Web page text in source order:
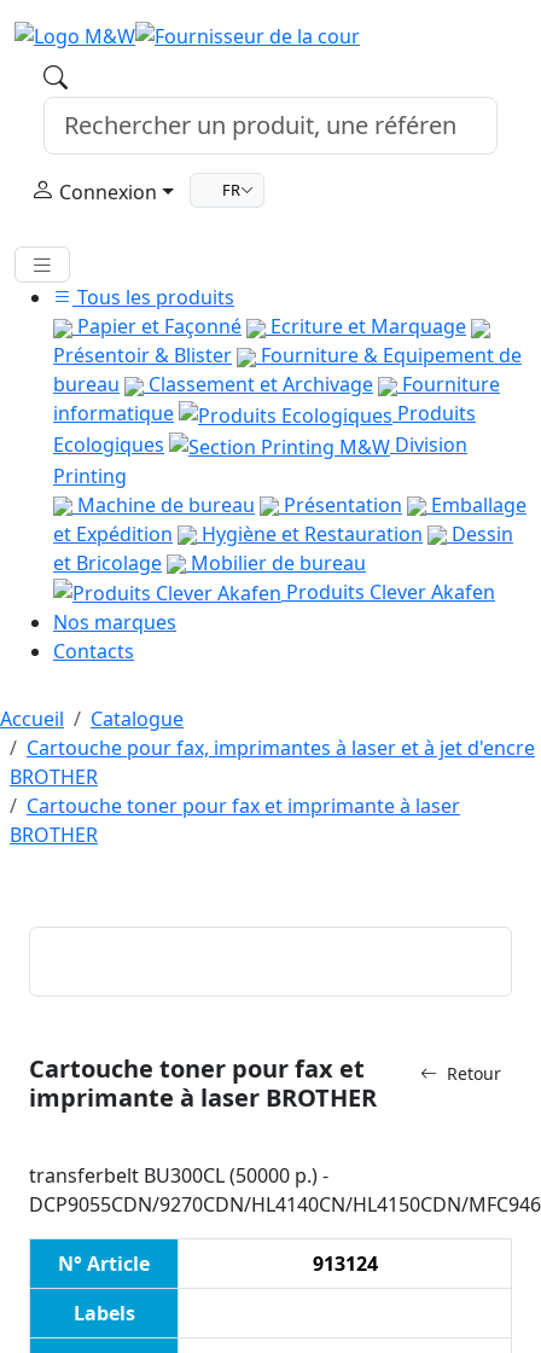
Connexion FR
Tous les produits
Papier et Façonné
Ecriture et Marquage
Présentoir & Blister
Fourniture & Equipement de
bureau
Classement et Archivage
Fourniture
informatique
Produits
Ecologiques
Division
Printing
Machine de bureau
Présentation
Emballage
et Expédition
Hygiène et Restauration
Dessin
et Bricolage
Mobilier de bureau
Produits Clever Akafen
Nos marques
Contacts
Accueil
Catalogue
Cartouche pour fax, imprimantes à laser et à jet d'encre
BROTHER
Cartouche toner pour fax et imprimante à laser
BROTHER
Retour
Cartouche toner pour fax et
imprimante à laser BROTHER
transferbelt BU300CL (50000 p.) -
DCP9055CDN/9270CDN/HL4140CN/HL4150CDN/
N° Article
913124
Labels